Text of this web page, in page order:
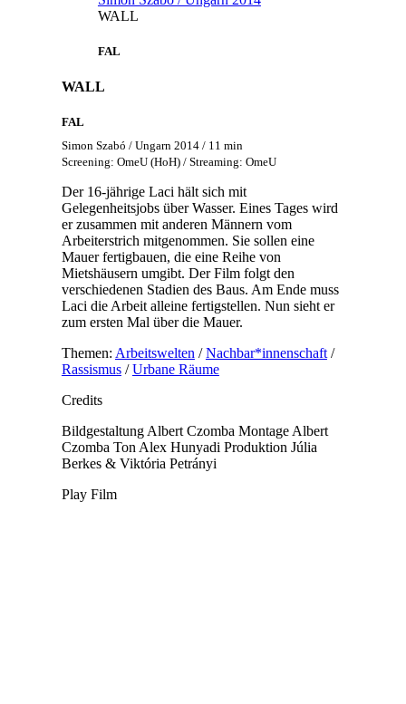
WALL
FAL
WALL
FAL
Simon Szabó / Ungarn 2014 / 11 min
Screening: OmeU (HoH) / Streaming: OmeU
Der 16-jährige Laci hält sich mit
Gelegenheitsjobs über Wasser. Eines Tages wird
er zusammen mit anderen Männern vom
Arbeiterstrich mitgenommen. Sie sollen eine
Mauer fertigbauen, die eine Reihe von
Mietshäusern umgibt. Der Film folgt den
verschiedenen Stadien des Baus. Am Ende muss
Laci die Arbeit alleine fertigstellen. Nun sieht er
zum ersten Mal über die Mauer.
Themen: Arbeitswelten /Nachbar*innenschaft/
Rassismus/Urbane Räume
Credits
Bildgestaltung Albert Czomba Montage Albert
Czomba Ton Alex Hunyadi Produktion Júlia
Berkes & Viktória Petrányi
Play Film